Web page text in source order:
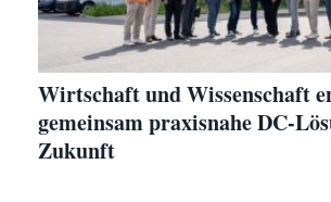
Wirtschaft und Wissenschaft
gemeinsam praxisnahe DC-
Zukunft